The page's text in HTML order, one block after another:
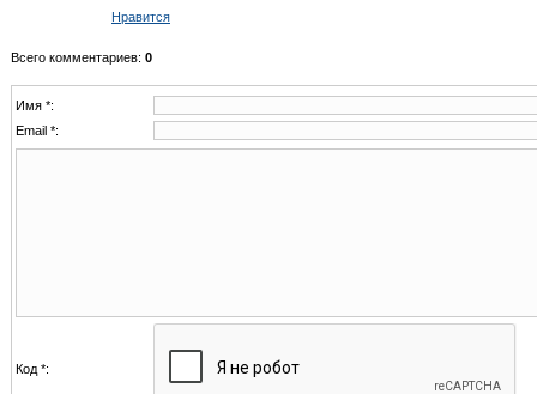
Нравится
Всего комментариев: 0
Имя *:
Email *:
Код *: